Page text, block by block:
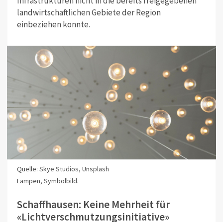
landwirtschaftlichen Gebiete der Region
einbeziehen konnte.
Quelle: Skye Studios, Unsplash
Lampen, Symbolbild.
Schaffhausen: Keine Mehrheit für
«Lichtverschmutzungsinitiative»